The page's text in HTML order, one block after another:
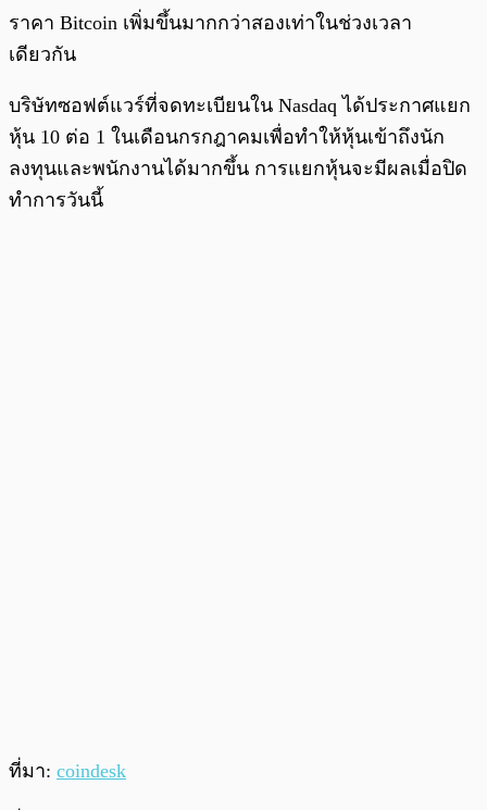
ราคา Bitcoin เพิ่มขึ้นมากกว่าสองเท่าในช่วงเวลา
เดียวกัน
บริษัทซอฟต์แวร์ที่จดทะเบียนใน Nasdaq ได้ประกาศแยก
หุ้น 10 ต่อ 1 ในเดือนกรกฎาคมเพื่อทำให้หุ้นเข้าถึงนัก
ลงทุนและพนักงานได้มากขึ้น การแยกหุ้นจะมีผลเมื่อปิด
ทำการวันนี้
ที่มา: coindesk